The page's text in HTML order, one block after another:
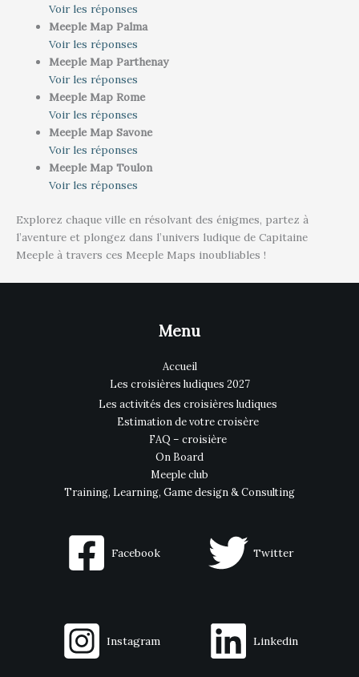
Voir les réponses
Meeple Map Palma
Voir les réponses
Meeple Map Parthenay
Voir les réponses
Meeple Map Rome
Voir les réponses
Meeple Map Savone
Voir les réponses
Meeple Map Toulon
Voir les réponses
Explorez chaque ville en résolvant des énigmes, partez à
l’aventure et plongez dans l’univers ludique de Capitaine
Meeple à travers ces Meeple Maps inoubliables !
Menu
Accueil
Les croisières ludiques 2027
Les activités des croisières ludiques
Estimation de votre croisère
FAQ – croisière
On Board
Meeple club
Training, Learning, Game design & Consulting
Facebook Twitter
Instagram Linkedin